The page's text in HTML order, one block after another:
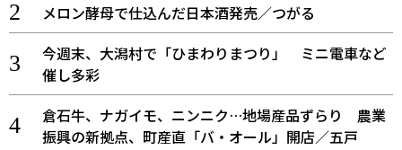
メロン酵母で仕込んだ日本酒発売／つがる
今週末、大潟村で「ひまわりまつり」 ミニ電車など
催し多彩
倉石牛、ナガイモ、ニンニク…地場産品ずらり 農業
振興の新拠点、町産直「バ・オール」開店／五戸